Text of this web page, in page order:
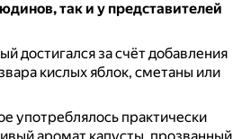
так и у представителей
достигался за счёт добавления
кислых яблок, сметаны или
употреблялось практически